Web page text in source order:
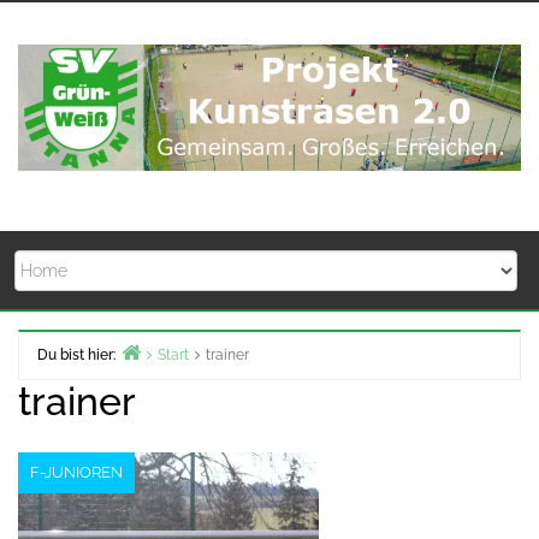
springen
Du bist hier: Start trainer
trainer
F-JUNIOREN